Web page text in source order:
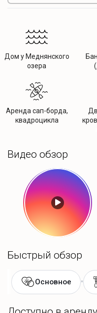
Дом у Меднянского
озера
Аренда сап-борда,
квадроцикла
Видео обзор
Быстрый обзор
Основное •